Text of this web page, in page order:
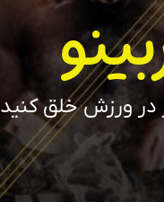
در ورزش خلق کنید